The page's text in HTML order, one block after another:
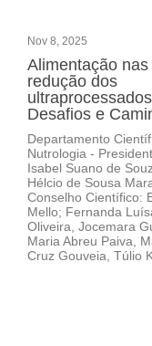
Nov 8, 2025
Alimentação
redução dos
Desafios e
Departamento
Nutrologia -
Isabel Suano de
Hélcio de Sousa
Conselho Científico:
Mello; Fernanda
Oliveira, Jocemara
Maria Abreu Paiva,
Cruz Gouveia, Túlio